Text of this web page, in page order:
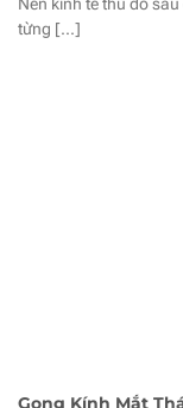
từng [...]
Gọng Kính Mắt